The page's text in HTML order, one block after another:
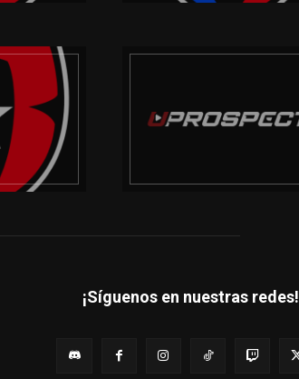
¡Síguenos en nuestras redes!